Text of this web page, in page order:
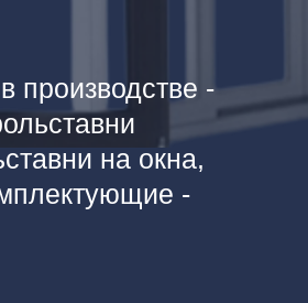
производстве -
на окна,
-